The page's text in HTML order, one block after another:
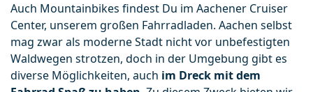
Auch Mountainbikes findest Du im Aachener Cruiser
Center, unserem großen Fahrradladen. Aachen selbst
mag zwar als moderne Stadt nicht vor unbefestigten
Waldwegen strotzen, doch in der Umgebung gibt es
diverse Möglichkeiten, auch im Dreck mit dem